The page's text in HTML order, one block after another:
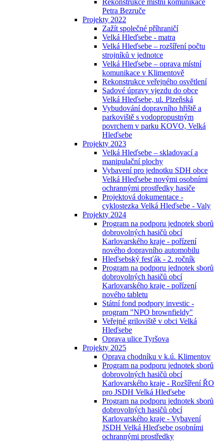
Rekonstrukce místní komunikace
Petra Bezruče
Projekty 2022
Zažít společné příhraničí
Velká Hleďsebe - matra
Velká Hleďsebe – rozšíření počtu
strojníků v jednotce
Velká Hleďsebe – oprava místní
komunikace v Klimentově
Rekonstrukce veřejného osvětlení
Sadové úpravy vjezdu do obce
Velká Hleďsebe, ul. Plzeňská
Vybudování dopravního hřiště a
parkoviště s vodopropustným
povrchem v parku KOVO, Velká
Hleďsebe
Projekty 2023
Velká Hleďsebe – skladovací a
manipulační plochy
Vybavení pro jednotku SDH obce
Velká Hleďsebe novými osobními
ochrannými prostředky hasiče
Projektová dokumentace -
cyklostezka Velká Hleďsebe - Valy
Projekty 2024
Program na podporu jednotek sborů
dobrovolných hasičů obcí
Karlovarského kraje - pořízení
nového dopravního automobilu
Hleďsebský fesťák - 2. ročník
Program na podporu jednotek sborů
dobrovolných hasičů obcí
Karlovarského kraje - pořízení
nového tabletu
Státní fond podpory investic -
program "NPO brownfieldy"
Veřejné griloviště v obci Velká
Hleďsebe
Oprava ulice Tyršova
Projekty 2025
Oprava chodníku v k.ú. Klimentov
Program na podporu jednotek sborů
dobrovolných hasičů obcí
Karlovarského kraje - Rozšíření ŘO
pro JSDH Velká Hleďsebe
Program na podporu jednotek sborů
dobrovolných hasičů obcí
Karlovarského kraje - Vybavení
JSDH Velká Hleďsebe osobními
ochrannými prostředky